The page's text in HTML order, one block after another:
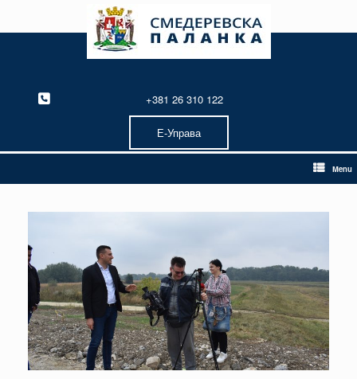
content
+381 26 310 122
Е-Управа
Menu